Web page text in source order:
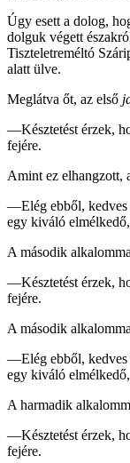
Úgy esett a dolog,
dolguk végett
Tiszteletreméltó
alatt ülve.
Meglátva őt, az első
—Késztetést érzek,
fejére.
Amint ez elhangzott,
—Elég ebből, kedves
egy kiváló
A második
—Késztetést érzek,
fejére.
A második
—Elég ebből, kedves
egy kiváló
A harmadik
—Késztetést érzek,
fejére.